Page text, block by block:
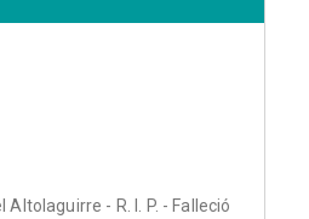
- R. I. P. - Falleció